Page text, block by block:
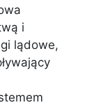
i
lądowe,